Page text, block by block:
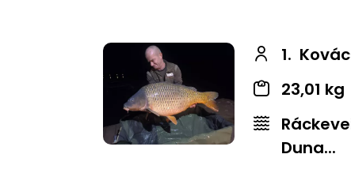
1.
23,01 kg
Duna...